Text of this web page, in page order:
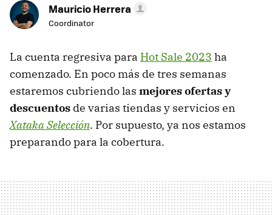
Mauricio Herrera
Coordinator
La cuenta regresiva para Hot Sale 2023 ha
comenzado. En poco más de tres semanas
estaremos cubriendo las mejores ofertas y
descuentos de varias tiendas y servicios en
Xataka Selección. Por supuesto, ya nos estamos
preparando para la cobertura.